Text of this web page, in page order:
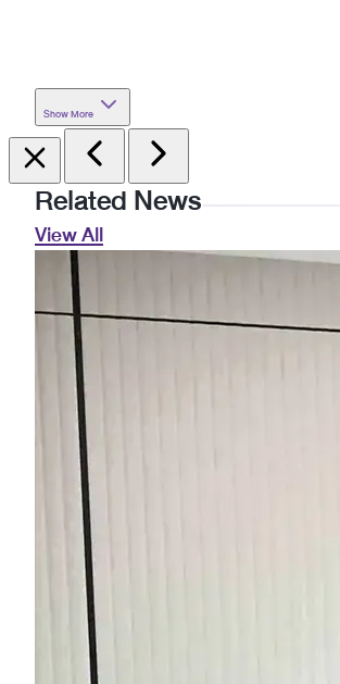
Show More
Related News
View All